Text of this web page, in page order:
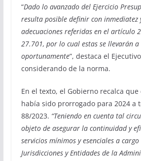
“Dado lo avanzado del Ejercicio
resulta posible definir con inmediatez
adecuaciones referidas en el artículo
27.701, por lo cual estas se llevarán a
oportunamente”, destaca el
considerando de la norma.
En el texto, el Gobierno recalca
había sido prorrogado para 2024 a
88/2023. “Teniendo en cuenta tal
objeto de asegurar la continuidad y
servicios mínimos y esenciales a
Jurisdicciones y Entidades de la